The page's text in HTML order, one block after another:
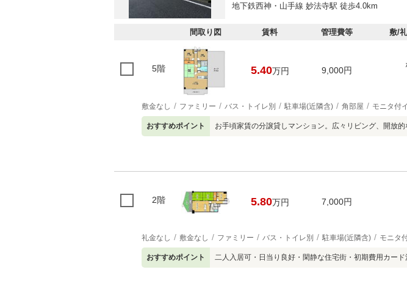
地下鉄西神・山手線 妙法寺駅 徒歩4.0km
間取り図 賃料 管理費等 敷/
5階 5.40万円 9,000円
敷金なし ファミリー バス・トイレ別 駐車場(近隣含) 角部屋 モニタ付
おすすめポイント お手頃家賃の分譲貸しマンション。広々リビング、開放
2階 5.80万円 7,000円
礼金なし 敷金なし ファミリー バス・トイレ別 駐車場(近隣含) モニタ
おすすめポイント 二人入居可・日当り良好・閑静な住宅街・初期費用カード